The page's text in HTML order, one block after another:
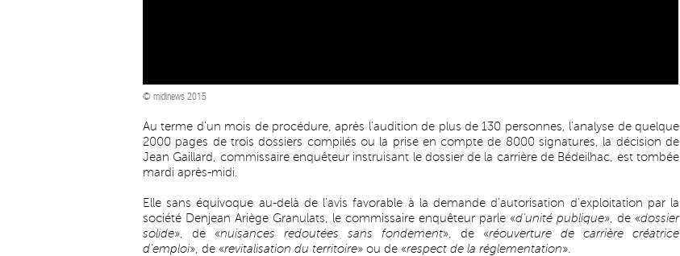
© midinews 2015
Au terme d’un mois de procédure, après l’audition de plus de 130 personnes, l’analyse de quelque
2000 pages de trois dossiers compilés ou la prise en compte de 8000 signatures, la décision de
Jean Gaillard, commissaire enquêteur instruisant le dossier de la carrière de Bédeilhac, est tombée
mardi après-midi.
Elle sans équivoque au-delà de l’avis favorable à la demande d’autorisation d’exploitation par la
société Denjean Ariège Granulats, le commissaire enquêteur parle «d’unité publique», de «dossier
solide», de «nuisances redoutées sans fondement», de «réouverture de carrière créatrice
d’emploi», de «revitalisation du territoire» ou de «respect de la réglementation».